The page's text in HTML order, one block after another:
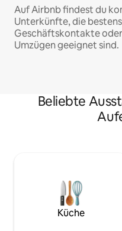
Auf Airbnb findest du
Unterkünfte, die
Geschäftskontakte
Umzügen geeignet sind.
Beliebte
Küche